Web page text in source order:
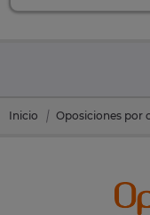
Inicio Oposiciones por